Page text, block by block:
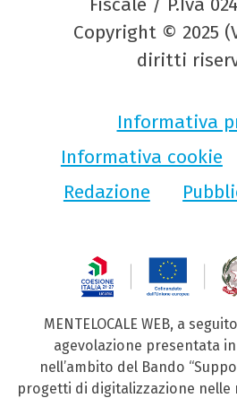
Copyright © 2025
diritti
Informativa
Informativa cookie
Redazione
MENTELOCALE WEB, a
agevolazione presentata
nell’ambito del Bando
progetti di digitalizzazione nelle